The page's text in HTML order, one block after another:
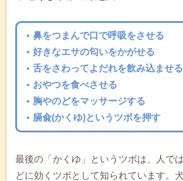
鼻をつまんで口で呼吸をさせる
好きなエサの匂いをかがせる
舌をさわってよだれを飲み込ませる
おやつを食べさせる
胸やのどをマッサージする
膈兪(かくゆ)というツボを押す
最後の「かくゆ」というツボは、人で
どに効くツボとして知られています。